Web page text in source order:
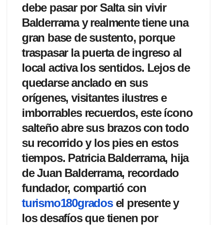
debe pasar por Salta sin vivir
Balderrama y realmente tiene una
gran base de sustento, porque
traspasar la puerta de ingreso al
local activa los sentidos. Lejos de
quedarse anclado en sus
orígenes, visitantes ilustres e
imborrables recuerdos, este ícono
salteño abre sus brazos con todo
su recorrido y los pies en estos
tiempos. Patricia Balderrama, hija
de Juan Balderrama, recordado
fundador, compartió con
turismo180gradosel presente y
los desafíos que tienen por